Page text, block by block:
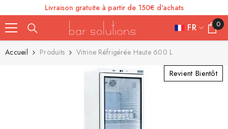
SE RENDRE AU CONTENU
Livraison gratuite à partir de 150€ d'achats
FR
FR
IT
0
0
article
Accueil Produits Vitrine Réfrigérée Haute 600 L
Revient Bientôt